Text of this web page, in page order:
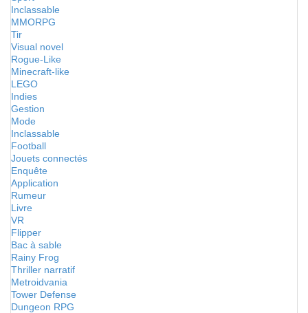
Inclassable
MMORPG
Tir
Visual novel
Rogue-Like
Minecraft-like
LEGO
Indies
Gestion
Mode
Inclassable
Football
Jouets connectés
Enquête
Application
Rumeur
Livre
VR
Flipper
Bac à sable
Rainy Frog
Thriller narratif
Metroidvania
Tower Defense
Dungeon RPG